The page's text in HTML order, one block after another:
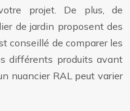
projet. De plus, de
de jardin proposent des
conseillé de comparer les
différents produits avant
nuancier RAL peut varier